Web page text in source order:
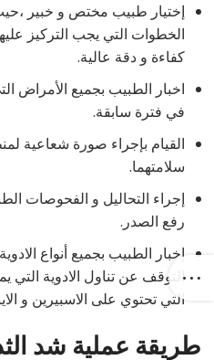
إختيار طبيب مختص و خبير
الخطوات التي يجب التركيز
كفاءة و دقة عالية.
اخبار الطبيب بجميع الأمراض
في فترة سابقة.
القيام بإجراء صورة شعاعية
سلامتهما.
إجراء التحاليل و الفحوصات
رفع الصدر.
إخبار الطبيب بجميع أنواع
التوقف عن تناول الادوية التي
التي تحتوي على الاسبيرين و
طريقة عملية شد